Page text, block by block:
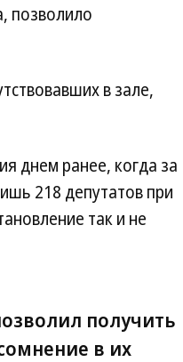
позволило
в зале,
днем ранее, когда за
218 депутатов при
так и не
получить
в их